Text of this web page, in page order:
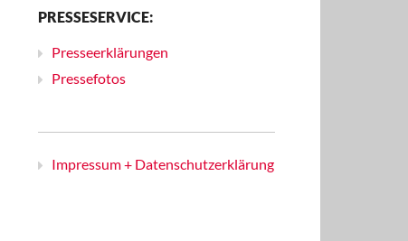
PRESSESERVICE:
Presseerklärungen
Pressefotos
Impressum + Datenschutzerklärung